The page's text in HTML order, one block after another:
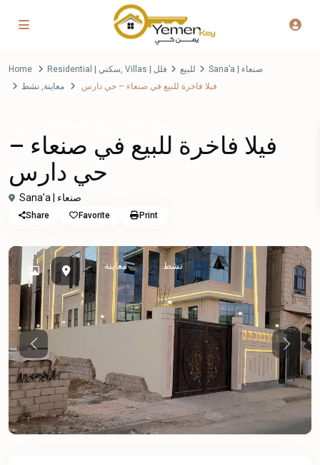
Home Residential | سكني, Villas | فلل للبيع
Sana’a | صنعاء
معاينة, نشط فيلا فاخرة للبيع في صنعاء – حي دارس
فيلا فاخرة للبيع في صنعاء –
حي دارس
Sana’a | صنعاء
Share Favorite Print
معاينة نشط
Previous